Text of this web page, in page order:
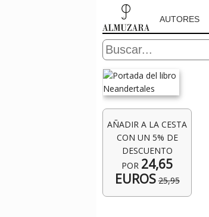
AUTORES
AÑADIR A LA CESTA
CON UN 5% DE
DESCUENTO
POR 24,65
EUROS 25,95